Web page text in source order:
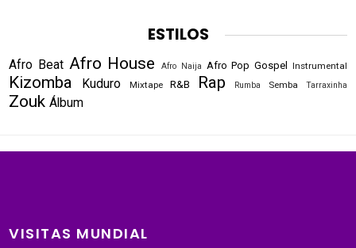
ESTILOS
Afro Beat Afro House Afro Naija Afro Pop Gospel Instrumental
Kizomba Kuduro Mixtape R&B Rap Rumba Semba Tarraxinha
Zouk Álbum
VISITAS MUNDIAL